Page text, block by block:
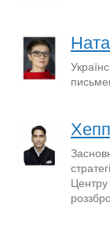
Центру